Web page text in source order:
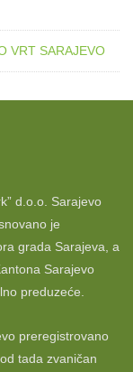
VRT SARAJEVO
d.o.o. Sarajevo
je
grada Sarajeva, a
Sarajevo
preduzeće.
preregistrovano
tada zvaničan